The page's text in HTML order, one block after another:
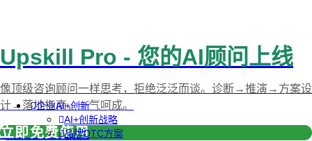
企业AI+创新
AI+创新战略
品牌DTC方案
Upskill Pro - 您的AI顾问上线
像顶级咨询顾问一样思考，拒绝泛泛而谈。诊断→推演→方案设
计→落地指南，一气呵成。
立即免费使用